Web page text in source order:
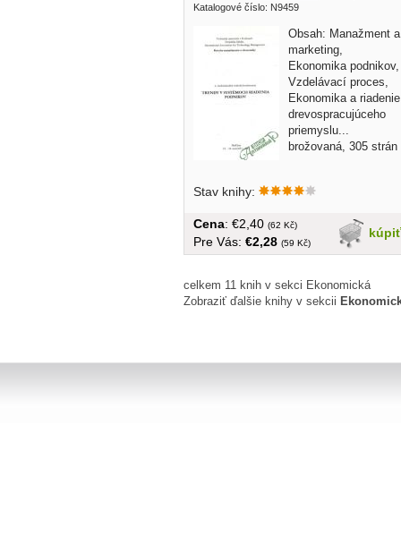
Katalogové číslo: N9459
Obsah: Manažment a
marketing,
Ekonomika podnikov,
Vzdelávací proces,
Ekonomika a riadenie
drevospracujúceho
priemyslu...
brožovaná, 305 strán
Stav knihy:
kúpiť
Cena: €2,40 (62 Kč)
Pre Vás: €2,28 (59 Kč)
celkem 11 knih v sekci Ekonomická
Zobraziť ďalšie knihy v sekcii